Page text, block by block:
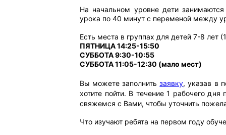
На начальном уровне дети
урока по 40 минут с переменой между
Есть места в группах для детей 7-8 лет
ПЯТНИЦА 14:25-15:50
СУББОТА 9:30-10:55
СУББОТА 11:05-12:30 (мало мест)
Вы можете заполнитьзаявку, указав в
хотите пойти. В течение 1 рабочего
свяжемся с Вами, чтобы уточнить
Что изучают ребята на первом году